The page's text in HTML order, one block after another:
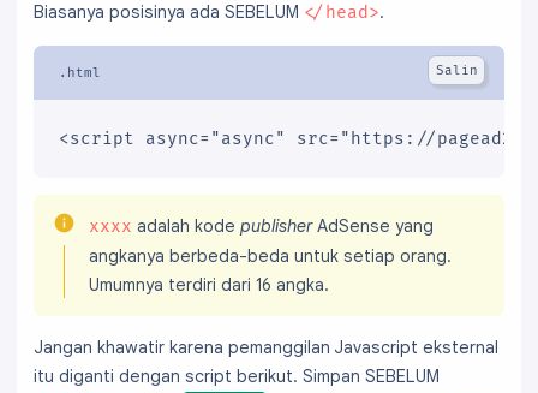
Biasanya posisinya ada SEBELUM </head>.
<script async="async" src="https://
xxxx adalah kode publisherAdSense yang
angkanya berbeda-beda untuk setiap orang.
Umumnya terdiri dari 16 angka.
Jangan khawatir karena pemanggilan Javascript eksternal
itu diganti dengan script berikut. Simpan SEBELUM